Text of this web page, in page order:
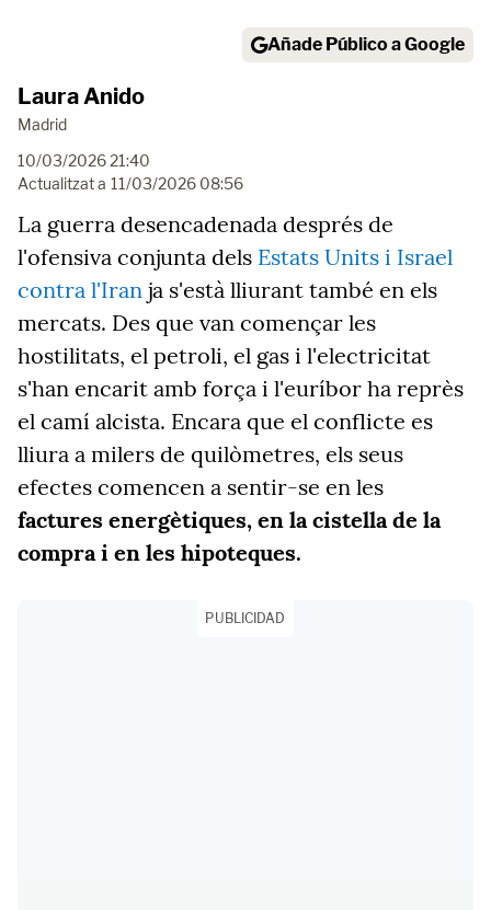
Añade Público a Google
Laura Anido
Madrid
10/03/2026 21:40
Actualitzat a 11/03/2026 08:56
La guerra desencadenada després de
l'ofensiva conjunta dels Estats Units i Israel
contra l'Iran ja s'està lliurant també en els
mercats. Des que van començar les
hostilitats, el petroli, el gas i l'electricitat
s'han encarit amb força i l'euríbor ha reprès
el camí alcista. Encara que el conflicte es
lliura a milers de quilòmetres, els seus
efectes comencen a sentir-se en les
factures energètiques, en la cistella de la
compra i en les hipoteques.
PUBLICIDAD